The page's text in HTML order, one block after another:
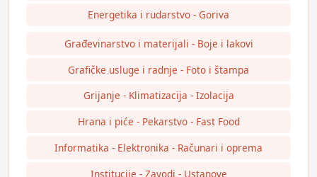
Energetika i rudarstvo - Goriva
Građevinarstvo i materijali - Boje i lakovi
Grafičke usluge i radnje - Foto i štampa
Grijanje - Klimatizacija - Izolacija
Hrana i piće - Pekarstvo - Fast Food
Informatika - Elektronika - Računari i oprema
Institucije - Zavodi - Ustanove